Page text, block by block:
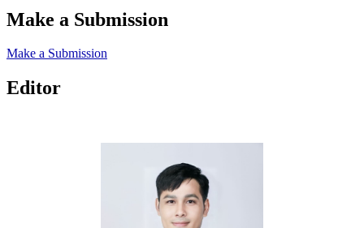
Make a Submission
Make a Submission
Editor